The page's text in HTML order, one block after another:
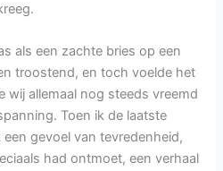
als een zachte bries op een
troostend, en toch voelde het
wij allemaal nog steeds vreemd
Toen ik de laatste
gevoel van tevredenheid,
had ontmoet, een verhaal